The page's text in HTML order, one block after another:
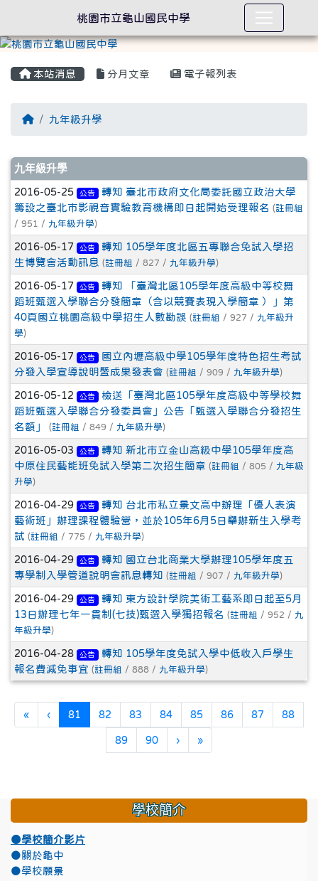
本站消息 分月文章 電子報列表
回首頁九年級升學
文章列表
九年級升學
2016-05-25 公告
轉知 臺北市政府文化局委託國立政治大學
籌設之臺北市影視音實驗教育機構即日起開始受理報名 (註冊組
/ 951 / 九年級升學)
2016-05-17 公告
轉知 105學年度北區五專聯合免試入學招
生博覽會活動訊息 (註冊組 / 827 / 九年級升學)
2016-05-17 公告
轉知 「臺灣北區105學年度高級中等校舞
蹈班甄選入學聯合分發簡章（含以競賽表現入學簡章 ）」第
40頁國立桃園高級中學招生人數勘誤 (註冊組 / 927 / 九年級升
學)
2016-05-17 公告
國立內壢高級中學105學年度特色招生考試
分發入學宣導說明暨成果發表會 (註冊組 / 909 / 九年級升學)
2016-05-12 公告
檢送「臺灣北區105學年度高級中等學校舞
蹈班甄選入學聯合分發委員會」公告「甄選入學聯合分發招生
名額」
(註冊組 / 849 / 九年級升學)
2016-05-03 公告
轉知 新北市立金山高級中學105學年度高
中原住民藝能班免試入學第二次招生簡章 (註冊組 / 805 / 九年級
升學)
2016-04-29 公告
轉知 台北市私立景文高中辦理「優人表演
藝術班」辦理課程體驗營，並於105年6月5日舉辦新生入學考
試 (註冊組 / 775 / 九年級升學)
2016-04-29 公告
轉知 國立台北商業大學辦理105學年度五
專學制入學管道說明會訊息轉知 (註冊組 / 907 / 九年級升學)
2016-04-29 公告
轉知 東方設計學院美術工藝系即日起至5月
13日辦理七年一貫制(七技)甄選入學獨招報名 (註冊組 / 952 / 九
年級升學)
2016-04-28 公告
轉知 105學年度免試入學中低收入戶學生
報名費減免事宜 (註冊組 / 888 / 九年級升學)
«第一頁
‹上一頁
81 (目前頁次)
82 83 84 85 86 87 88
89 90 ›下一頁
»最後頁
學校簡介
●學校簡介影片
●關於龜中
●學校願景
桃園市立龜山國民中學